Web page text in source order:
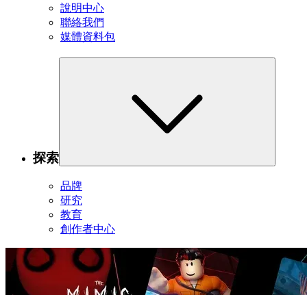
說明中心
聯絡我們
媒體資料包
探索
品牌
研究
教育
創作者中心